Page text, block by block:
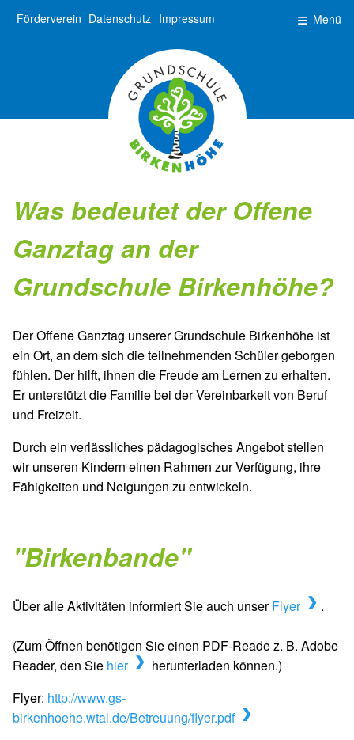
Förderverein Datenschutz Impressum Menü
Was bedeutet der Offene
Ganztag an der
Grundschule Birkenhöhe?
Der Offene Ganztag unserer Grundschule Birkenhöhe ist
ein Ort, an dem sich die teilnehmenden Schüler geborgen
fühlen. Der hilft, ihnen die Freude am Lernen zu erhalten.
Er unterstützt die Familie bei der Vereinbarkeit von Beruf
und Freizeit.
Durch ein verlässliches pädagogisches Angebot stellen
wir unseren Kindern einen Rahmen zur Verfügung, ihre
Fähigkeiten und Neigungen zu entwickeln.
"Birkenbande"
Über alle Aktivitäten informiert Sie auch unserFlyer .
(Zum Öffnen benötigen Sie einen PDF-Reade z. B. Adobe
Reader, den Sie hier
herunterladen können.)
Flyer: http://www.gs-
birkenhoehe.wtal.de/Betreuung/flyer.pdf